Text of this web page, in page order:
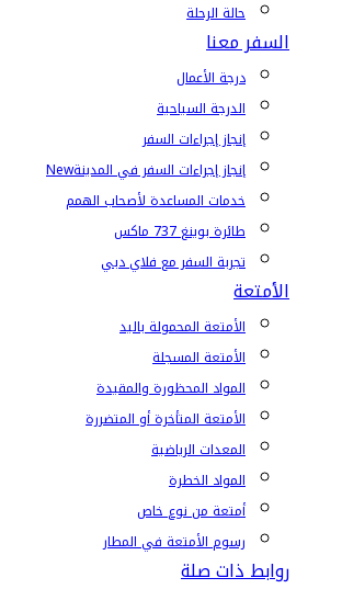
حالة الرحلة
السفر معنا
درجة الأعمال
الدرجة السياحية
إنجاز إجراءات السفر
إنجاز إجراءات السفر في المدينةNew
خدمات المساعدة لأصحاب الهمم
طائرة بوينغ 737 ماكس
تجربة السفر مع فلاي دبي
الأمتعة
الأمتعة المحمولة باليد
الأمتعة المسجلة
المواد المحظورة والمقيدة
الأمتعة المتأخرة أو المتضررة
المعدات الرياضية
المواد الخطرة
أمتعة من نوع خاص
رسوم الأمتعة في المطار
روابط ذات صلة